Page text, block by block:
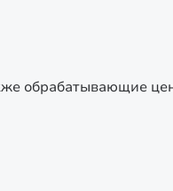
обрабатывающие